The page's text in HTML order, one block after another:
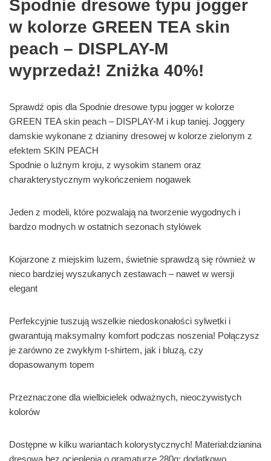
Spodnie dresowe typu jogger
w kolorze GREEN TEA skin
peach – DISPLAY-M
wyprzedaż! Zniżka 40%!
Sprawdź opis dla Spodnie dresowe typu jogger w kolorze
GREEN TEA skin peach – DISPLAY-M i kup taniej. Joggery
damskie wykonane z dzianiny dresowej w kolorze zielonym z
efektem SKIN PEACH
Spodnie o luźnym kroju, z wysokim stanem oraz
charakterystycznym wykończeniem nogawek
Jeden z modeli, które pozwalają na tworzenie wygodnych i
bardzo modnych w ostatnich sezonach stylówek
Kojarzone z miejskim luzem, świetnie sprawdzą się również w
nieco bardziej wyszukanych zestawach – nawet w wersji
elegant
Perfekcyjnie tuszują wszelkie niedoskonałości sylwetki i
gwarantują maksymalny komfort podczas noszenia! Połączysz
je zarówno ze zwykłym t-shirtem, jak i bluzą, czy
dopasowanym topem
Przeznaczone dla wielbicielek odważnych, nieoczywistych
kolorów
Dostępne w kilku wariantach kolorystycznych! Materiał:dzianina